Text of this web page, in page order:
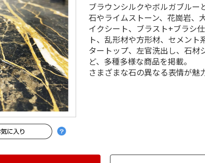
ブラウンシルクやボルガブルー
石やライムストーン、花崗岩、
イクシート、ブラスト+ブラシ
ト、乱形材や方形材、セメン
タートップ、左官洗出し、石材
ど、多種多様な商品を掲載。
さまざまな石の異なる表情が魅